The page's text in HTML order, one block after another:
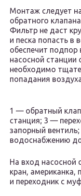
Монтаж следует
обратного
Фильтр не даст
и песка попасть в
обеспечит
насосной станции
необходимо
попадания
1 — обратный
станция; 3 —
запорный
водоснабжению
На вход насосной
кран, американка,
и переходник с